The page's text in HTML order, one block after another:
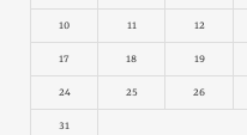
10 11 12
17 18 19
24 25 26
31